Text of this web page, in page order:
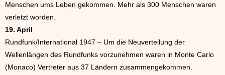
Menschen ums Leben gekommen. Mehr als 300 Menschen waren
verletzt worden.
19. April
Rundfunk/International 1947 – Um die Neuverteilung der
Wellenlängen des Rundfunks vorzunehmen waren in Monte Carlo
(Monaco) Vertreter aus 37 Ländern zusammengekommen.